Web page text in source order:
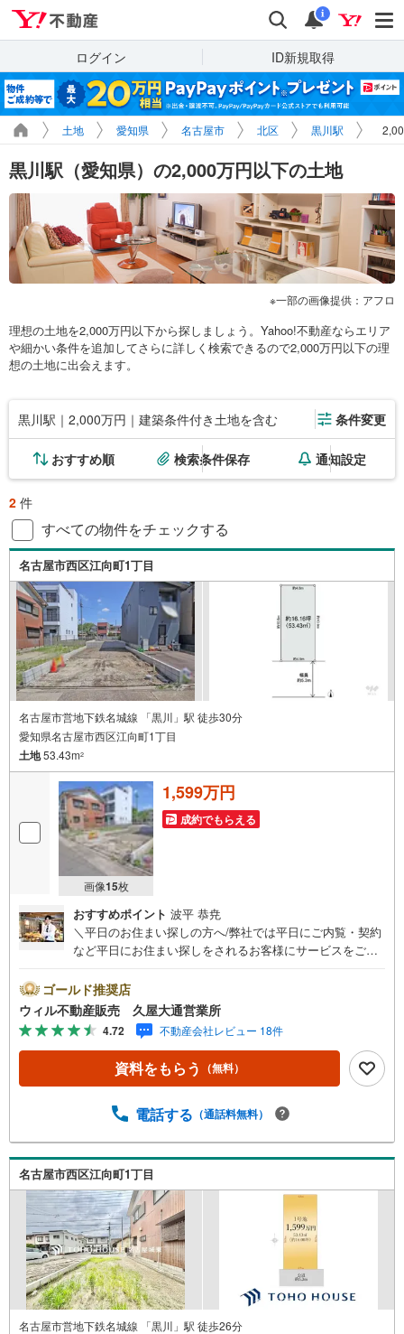
検索 通知
i
ログイン ID新規取得
土地 愛知県 名古屋市 北区 黒川駅
黒川駅（愛知県）の2,000万円以下の土地
一部の画像提供：アフロ
理想の土地を2,000万円以下から探しましょう。Yahoo!不動産ならエリア
や細かい条件を追加してさらに詳しく検索できるので2,000万円以下の理
想の土地に出会えます。
黒川駅｜2,000万円｜建築条件付き土地を含む 条件変更
おすすめ順 検索条件保存 通知設定
2 件
すべての物件をチェックする
名古屋市西区江向町1丁目
名古屋市営地下鉄名城線 「黒川」駅 徒歩30分
愛知県名古屋市西区江向町1丁目
土地53.43m2
画像15枚
1,599万円
成約でもらえる
おすすめポイント 波平 恭尭
＼平日のお住まい探しの方へ/弊社では平日にご内覧・契約
など平日にお住まい探しをされるお客様にサービスをご用
時まで”毎日”営業しています。事前にご予約頂きましたら営
業時間外でのご内覧もご対応いたします。＼本物件の他に
も気になる物件がある方へ/不動産業者間で不動産情報が共
有されているので、名古屋市全域や、その他隣接エリアで
もご内覧が可能です！ 【ウィル不動産販売 久屋大通営業
所】◎地下鉄東山線「栄」駅7A出口から徒歩1分、名城線
ズスペースあり◎営業時間 10:00～19:00（定休日無し） 上
軽にご連絡下さい！現地を見学される場合は「室内・現地
を見学する（無料）」ボタンよりご希望の日時をご記入い
ただけますとスムーズにご案内が可能です。
ゴールド推奨店
ウィル不動産販売 久屋大通営業所
4.72 不動産会社レビュー 18件
資料をもらう （無料）
電話する （通話料無料）
名古屋市西区江向町1丁目
名古屋市営地下鉄名城線 「黒川」駅 徒歩26分